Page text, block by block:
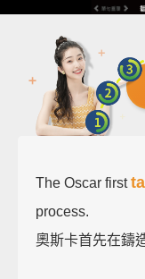
The Oscar first
process.
奧斯卡首先在鑄